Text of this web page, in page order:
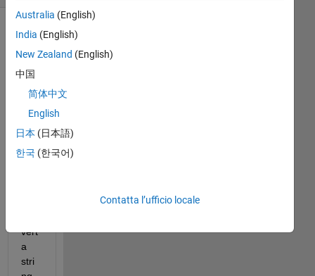
Mostra
commenti
recenti
test6.xlsx
vert
a
stri
Australia (English)
India (English)
New Zealand (English)
中国
简体中文
English
日本 (日本語)
한국 (한국어)
Contatta l’ufficio locale